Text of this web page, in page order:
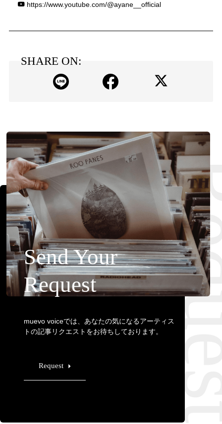
https://www.youtube.com/@ayane__official
SHARE ON:
Send Your
Request
muevo voiceでは、あなたの気になるアーティス
トの記事リクエストをお待ちしております。
Request